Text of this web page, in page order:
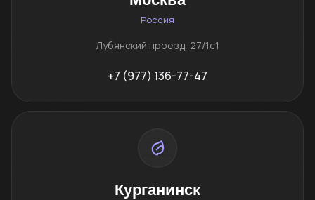
Россия
Лубянский проезд, 27/1с1
+7 (977) 136-77-47
Курганинск